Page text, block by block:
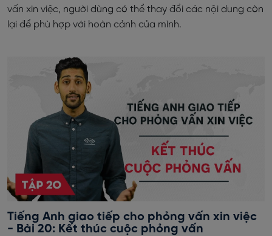
vấn xin việc, người dùng có thể thay đổi các nội dung còn
lại để phù hợp với hoàn cảnh của mình.
Tiếng Anh giao tiếp cho phỏng vấn xin việc
- Bài 20: Kết thúc cuộc phỏng vấn